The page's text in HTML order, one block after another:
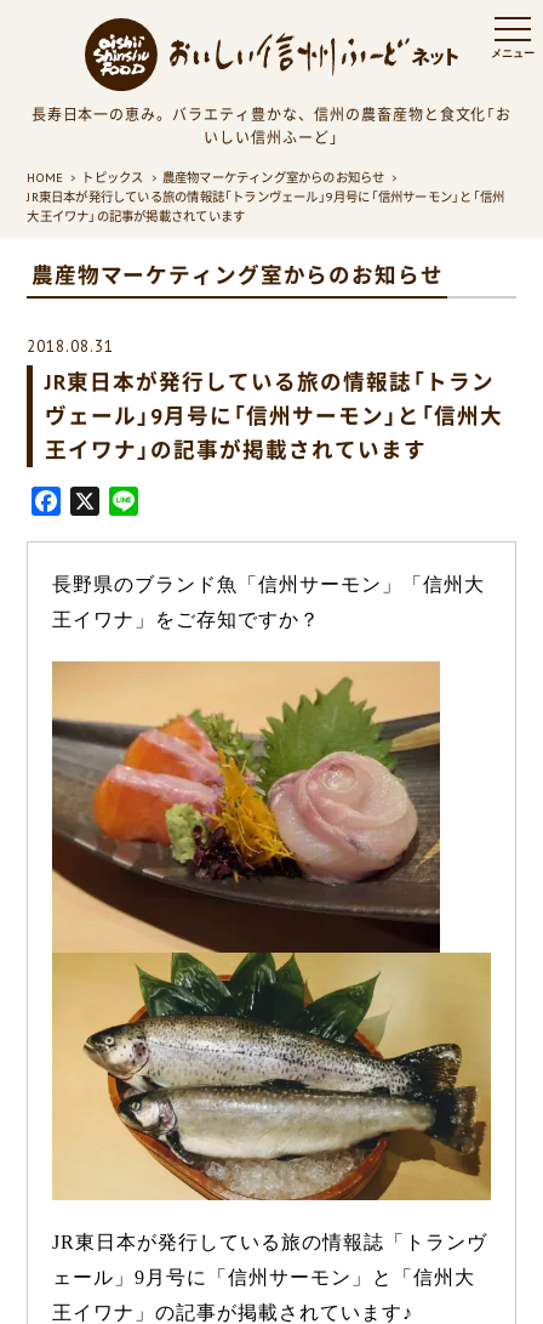
長寿日本一の恵み。バラエティ豊かな、信州の農畜産物と食文化「お
いしい信州ふーど」
HOME トピックス
農産物マーケティング室からのお知らせ
JR東日本が発行している旅の情報誌「トランヴェール」9月号に「信州サーモン」と「信州
大王イワナ」の記事が掲載されています
農産物マーケティング室からのお知らせ
2018.08.31
JR東日本が発行している旅の情報誌「トラン
ヴェール」9月号に「信州サーモン」と「信州大
王イワナ」の記事が掲載されています
e
b
X
e
長野県のブランド魚「信州サーモン」「信州大
王イワナ」をご存知ですか？
JR東日本が発行している旅の情報誌「トランヴ
ェール」9 月号に「信州サーモン」と「信州大
王イワナ」の記事が掲載されています♪